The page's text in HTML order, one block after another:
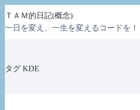
ン
テ
ス
ＴＡＭ的日記(概念)
一日を変え、一生を変えるコードを！
タグ KDE